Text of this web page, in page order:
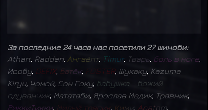
За последние 24 часа нас посетили 27 шиноби:
Athart, Raddan Ангаёпт, Timur, Тварь боль в ноге
Исобу, DEFIX, Батёк, OSTER, Шукаку, Kazuma
Kiryu, Чомей, Сон Гоку, Бабушка - божий
одуванчик, Мататаби, Ярослав Медик, Травник,
РиккиТикки, Милый трапик, Кими Anatom